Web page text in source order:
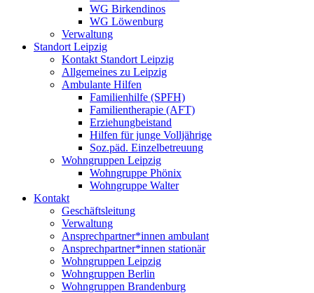
WG Birkendinos
WG Löwenburg
Verwaltung
Standort Leipzig
Kontakt Standort Leipzig
Allgemeines zu Leipzig
Ambulante Hilfen
Familienhilfe (SPFH)
Familientherapie (AFT)
Erziehungbeistand
Hilfen für junge Volljährige
Soz.päd. Einzelbetreuung
Wohngruppen Leipzig
Wohngruppe Phönix
Wohngruppe Walter
Kontakt
Geschäftsleitung
Verwaltung
Ansprechpartner*innen ambulant
Ansprechpartner*innen stationär
Wohngruppen Leipzig
Wohngruppen Berlin
Wohngruppen Brandenburg